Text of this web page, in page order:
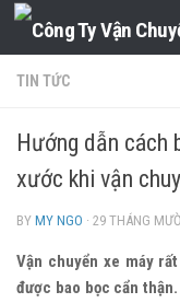
Skip to content
TIN TỨC
Hướng dẫn cách
xước khi vận
BY MY NGO · 29 THÁNG
Vận chuyển xe máy
được bao bọc cẩn